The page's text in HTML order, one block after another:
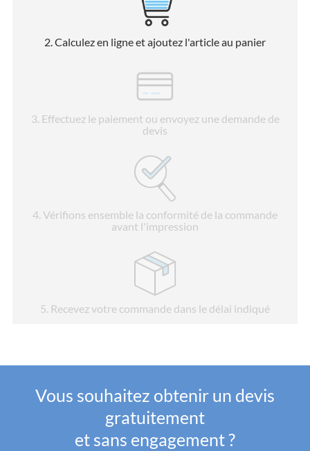
2. Calculez en ligne et ajoutez l'article au panier
3. Effectuez le paiement ou envoyez une demande de
devis
4. Vérifions ensemble la conformité de la commande
avant l'impression
5. Recevez votre commande dans le délai indiqué
Vous souhaitez obtenir un devis
gratuitement
et sans engagement ?